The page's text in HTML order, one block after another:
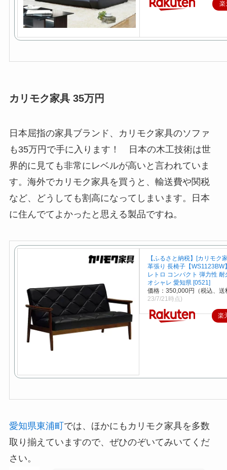
楽
カリモク家具 35万円
日本屈指の家具ブランド、カリモク家具のソファ
も35万円で手に入ります！ 日本の木工技術は世
界的に見ても非常にレベルが高いと言われていま
す。海外でカリモク家具を買うと、輸送費や関税
など、どうしても割高になってしまいます。日本
に住んでてよかったと思える製品ですね。
【ふるさと納税】[カリモク
革張り 長椅子【WS1123BW
レトロ コンパクト 弾力性 耐
オシャレ 愛知県 [0521]
価格：350,000円（税込、送
23/7/21時点)
楽
愛知県東浦町では、ほかにもカリモク家具を多数
取り揃えていますので、ぜひのぞいてみいてくだ
さい。